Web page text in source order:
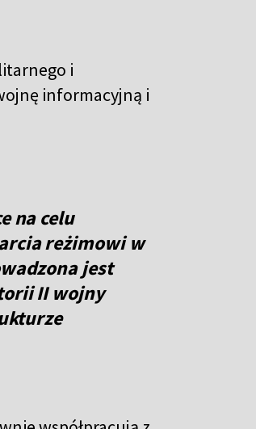
i
informacyjną i
na celu
reżimowi w
jest
II wojny